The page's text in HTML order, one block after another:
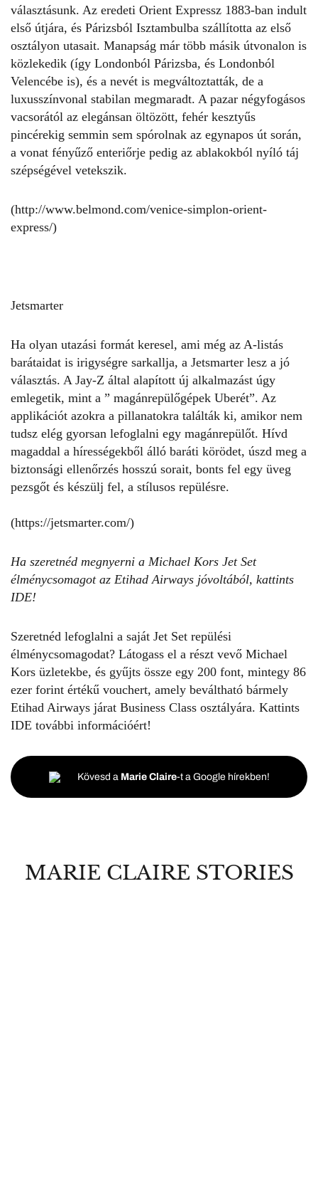
választásunk. Az eredeti Orient Expressz 1883-ban indult
első útjára, és Párizsból Isztambulba szállította az első
osztályon utasait. Manapság már több másik útvonalon is
közlekedik (így Londonból Párizsba, és Londonból
Velencébe is), és a nevét is megváltoztatták, de a
luxusszínvonal stabilan megmaradt. A pazar négyfogásos
vacsorától az elegánsan öltözött, fehér kesztyűs
pincérekig semmin sem spórolnak az egynapos út során,
a vonat fényűző enteriőrje pedig az ablakokból nyíló táj
szépségével vetekszik.
(http://www.belmond.com/venice-simplon-orient-
express/)
Jetsmarter
Ha olyan utazási formát keresel, ami még az A-listás
barátaidat is irigységre sarkallja, a Jetsmarter lesz a jó
választás. A Jay-Z által alapított új alkalmazást úgy
emlegetik, mint a ” magánrepülőgépek Uberét”. Az
applikációt azokra a pillanatokra találták ki, amikor nem
tudsz elég gyorsan lefoglalni egy magánrepülőt. Hívd
magaddal a hírességekből álló baráti körödet, úszd meg a
biztonsági ellenőrzés hosszú sorait, bonts fel egy üveg
pezsgőt és készülj fel, a stílusos repülésre.
(https://jetsmarter.com/)
Ha szeretnéd megnyerni a Michael Kors Jet Set
élménycsomagot az Etihad Airways jóvoltából, kattints
IDE!
Szeretnéd lefoglalni a saját Jet Set repülési
élménycsomagodat? Látogass el a részt vevő Michael
Kors üzletekbe, és gyűjts össze egy 200 font, mintegy 86
ezer forint értékű vouchert, amely beváltható bármely
Etihad Airways járat Business Class osztályára. Kattints
IDE további információért!
Kövesd a Marie Claire-t a Google hírekben!
MARIE CLAIRE STORIES